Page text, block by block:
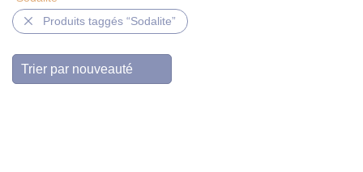
Produits taggés “Sodalite”